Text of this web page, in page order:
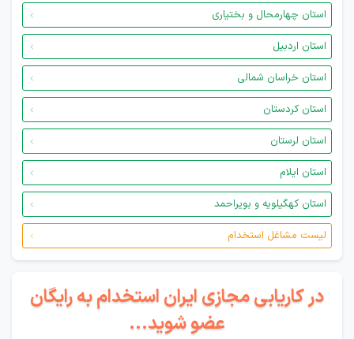
استان چهارمحال و بختیاری
استان اردبیل
استان خراسان شمالی
استان کردستان
استان لرستان
استان ایلام
استان کهگیلویه و بویراحمد
لیست مشاغل استخدام
در کاریابی مجازی ایران استخدام به رایگان
عضو شوید...